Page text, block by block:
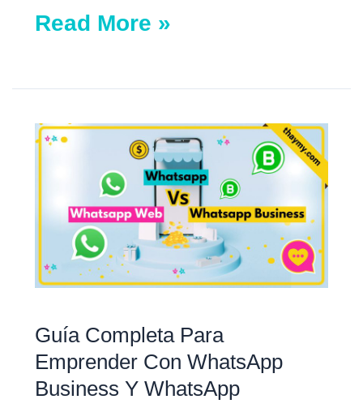
Read More »
Guía Completa Para
Emprender Con WhatsApp
Business Y WhatsApp
Guía
Completa
Emprender
con
WhatsApp
Business
WhatsApp